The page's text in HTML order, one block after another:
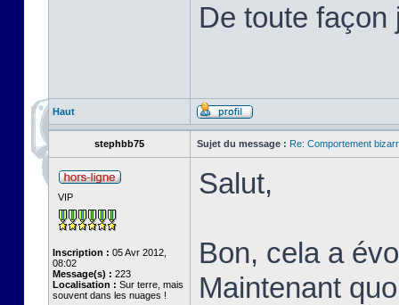
De toute façon
Haut
stephbb75 Sujet du message : Re: Comportement
VIP
Inscription : 05 Avr 2012,
08:02
Message(s) : 223
Localisation : Sur terre, mais
souvent dans les nuages !
Salut,
Bon, cela a
Maintenant